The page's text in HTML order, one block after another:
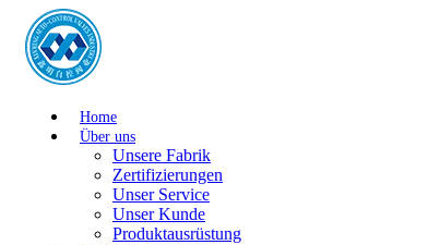
Home
Über uns
Unsere Fabrik
Zertifizierungen
Unser Service
Unser Kunde
Produktausrüstung